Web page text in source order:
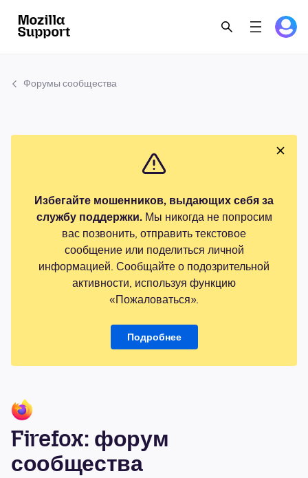
Форумы сообщества
Избегайте мошенников, выдающих себя за
службу поддержки.Мы никогда не попросим
вас позвонить, отправить текстовое
сообщение или поделиться личной
информацией. Сообщайте о подозрительной
активности, используя функцию
«Пожаловаться».
Подробнее
Firefox: форум
сообщества